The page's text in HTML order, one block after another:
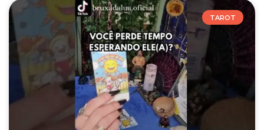
TAROT